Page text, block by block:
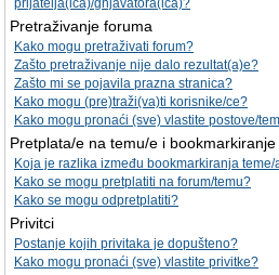
prijatelja(ica)/gnjavatora(ica)?
Pretraživanje foruma
Kako mogu pretraživati forum?
Zašto pretraživanje nije dalo rezultat(a)e?
Zašto mi se pojavila prazna stranica?
Kako mogu (pre)traži(va)ti korisnike/ce?
Kako mogu pronaći (sve) vlastite postove/
Pretplata/e na temu/e i
Koja je razlika između bookmarkiranja
Kako se mogu pretplatiti na forum/temu?
Kako se mogu odpretplatiti?
Privitci
Postanje kojih privitaka je dopušteno?
Kako mogu pronaći (sve) vlastite privitke?